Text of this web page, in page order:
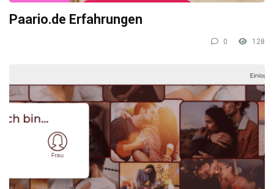
Paario.de Erfahrungen
0 128